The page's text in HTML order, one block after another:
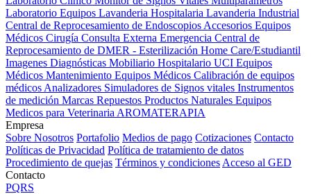
Laboratorio Equipos Lavanderia Hospitalaria Lavanderia Industrial
Central de Reprocesamiento de Endoscopios Accesorios Equipos
Médicos Cirugía Consulta Externa Emergencia Central de
Reprocesamiento de DMER - Esterilización Home Care/Estudiantil
Imagenes Diagnósticas Mobiliario Hospitalario UCI Equipos
Médicos Mantenimiento Equipos Médicos Calibración de equipos
médicos Analizadores Simuladores de Signos vitales Instrumentos
de medición Marcas Repuestos Productos Naturales Equipos
Medicos para Veterinaria AROMATERAPIA
Empresa
Sobre Nosotros Portafolio Medios de pago Cotizaciones Contacto
Políticas de Privacidad Política de tratamiento de datos
Procedimiento de quejas Términos y condiciones Acceso al GED
Contacto
PQRS